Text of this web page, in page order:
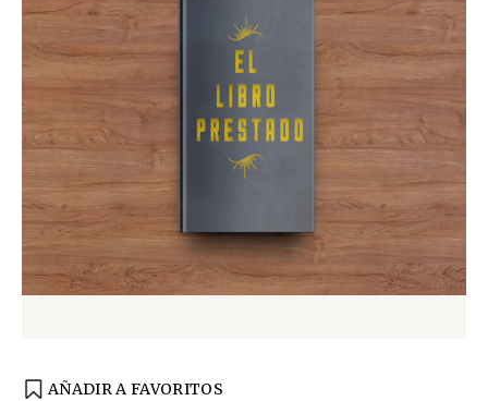
AÑADIR A FAVORITOS